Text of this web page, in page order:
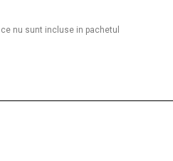
nu sunt incluse in pachetul